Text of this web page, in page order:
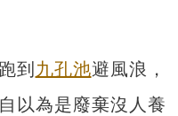
到 九孔池避風浪，
以為是廢棄沒人養